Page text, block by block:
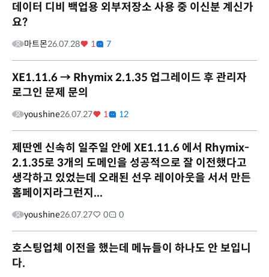
데이터 디비 백업용 외부저장소 사용 중 이신분 계신가
요?
마트몬26.07.28 1 7
XE1.11.6 → Rhymix 2.1.35 업그레이드 후 관리자
로그인 문제 문의
youshine26.07.27 1 12
제딴엔 신속히 일주일 안에 XE1.11.6 에서 Rhymix-
2.1.35로 3개의 도메인을 성공적으로 잘 이전했다고
생각하고 있었는데 오래된 선우 레이아웃을 서서 만든
홈페이지라그런지...
youshine26.07.27 0 0
호스팅업체 이전을 했는데 메뉴들이 하나도 안 보입니
다.